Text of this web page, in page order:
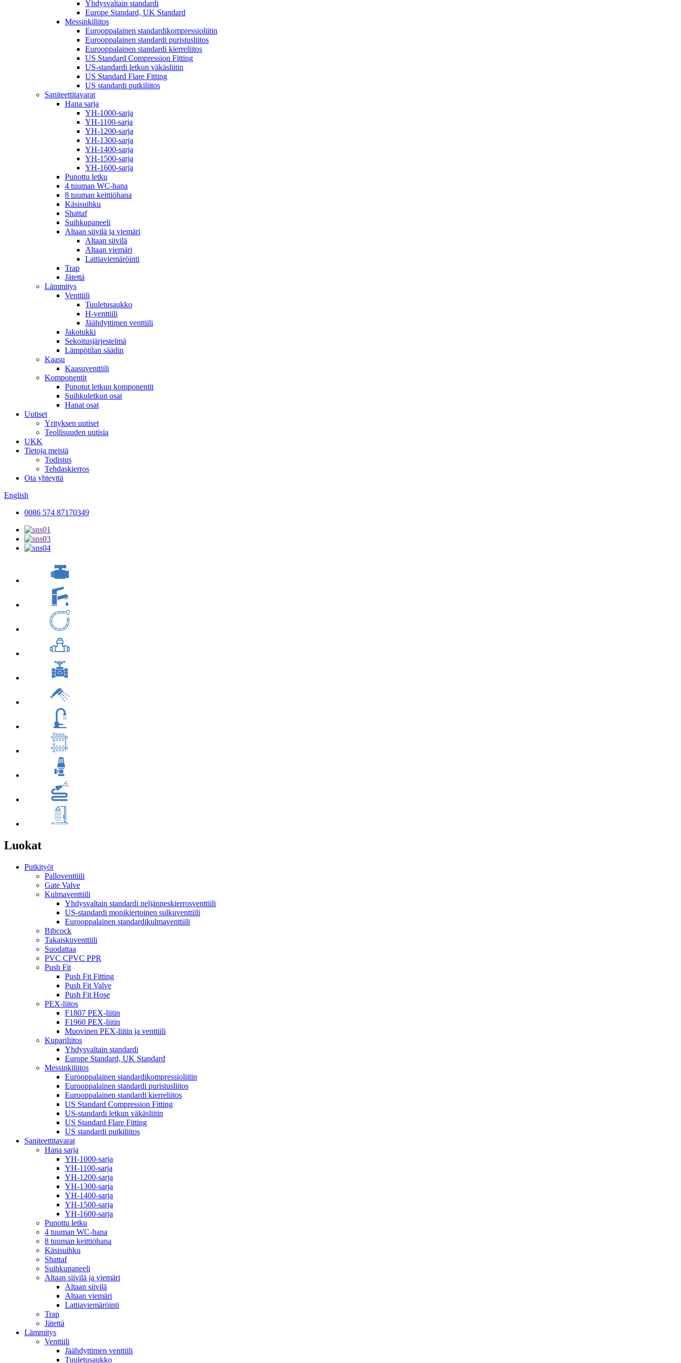
Yhdysvaltain standardi
Europe Standard, UK Standard
Messinkiliitos
Eurooppalainen standardikompressioliitin
Eurooppalainen standardi puristusliitos
Eurooppalainen standardi kierreliitos
US Standard Compression Fitting
US-standardi letkun väkäsliitin
US Standard Flare Fitting
US standardi putkiliitos
Saniteettitavarat
Hana sarja
YH-1000-sarja
YH-1100-sarja
YH-1200-sarja
YH-1300-sarja
YH-1400-sarja
YH-1500-sarja
YH-1600-sarja
Punottu letku
4 tuuman WC-hana
8 tuuman keittiöhana
Käsisuihku
Shattaf
Suihkupaneeli
Altaan siivilä ja viemäri
Altaan siivilä
Altaan viemäri
Lattiaviemäröinti
Trap
Jätettä
Lämmitys
Venttiili
Tuuletusaukko
H-venttiili
Jäähdyttimen venttiili
Jakotukki
Sekoitusjärjestelmä
Lämpötilan säädin
Kaasu
Kaasuventtiili
Komponentit
Punotut letkun komponentit
Suihkuletkun osat
Hanat osat
Uutiset
Yrityksen uutiset
Teollisuuden uutisia
UKK
Tietoja meistä
Todistus
Tehdaskierros
Ota yhteyttä
English
0086 574 87170349
Luokat
Putkityöt
Palloventtiili
Gate Valve
Kulmaventtiili
Yhdysvaltain standardi neljänneskierrosventtiili
US-standardi monikiertoinen sulkuventtiili
Eurooppalainen standardikulmaventtiili
Bibcock
Takaiskuventtiili
Suodattaa
PVC CPVC PPR
Push Fit
Push Fit Fitting
Push Fit Valve
Push Fit Hose
PEX-liitos
F1807 PEX-liitin
F1960 PEX-liitin
Muovinen PEX-liitin ja venttiili
Kupariliitos
Yhdysvaltain standardi
Europe Standard, UK Standard
Messinkiliitos
Eurooppalainen standardikompressioliitin
Eurooppalainen standardi puristusliitos
Eurooppalainen standardi kierreliitos
US Standard Compression Fitting
US-standardi letkun väkäsliitin
US Standard Flare Fitting
US standardi putkiliitos
Saniteettitavarat
Hana sarja
YH-1000-sarja
YH-1100-sarja
YH-1200-sarja
YH-1300-sarja
YH-1400-sarja
YH-1500-sarja
YH-1600-sarja
Punottu letku
4 tuuman WC-hana
8 tuuman keittiöhana
Käsisuihku
Shattaf
Suihkupaneeli
Altaan siivilä ja viemäri
Altaan siivilä
Altaan viemäri
Lattiaviemäröinti
Trap
Jätettä
Lämmitys
Venttiili
Jäähdyttimen venttiili
Tuuletusaukko